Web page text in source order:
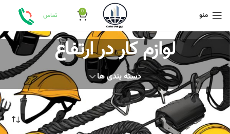
منو 0 تماس
لوازم کار در ارتفاع
دسته بندی ها
لوازم کار در ارتفاع برگه 7